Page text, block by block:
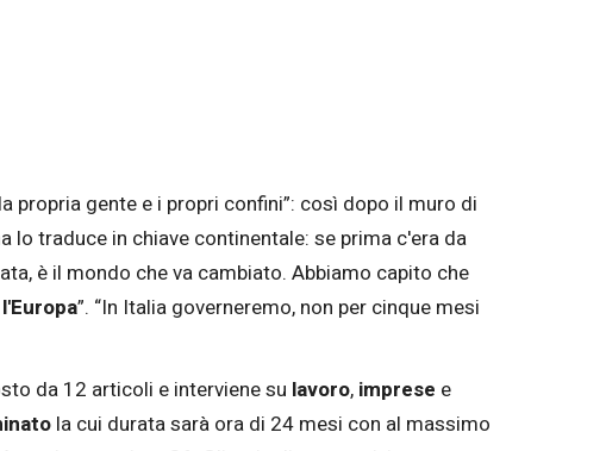
gente e i propri confini”: così dopo il muro di
lo traduce in chiave continentale: se prima c'era da
è il mondo che va cambiato. Abbiamo capito che
”. “In Italia governeremo, non per cinque mesi
da 12 articoli e interviene su lavoro, imprese e
la cui durata sarà ora di 24 mesi con al massimo